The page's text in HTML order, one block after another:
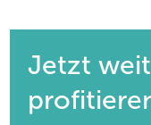
für Sie
wie herkömmliches
der Montage geändert?
Jetzt